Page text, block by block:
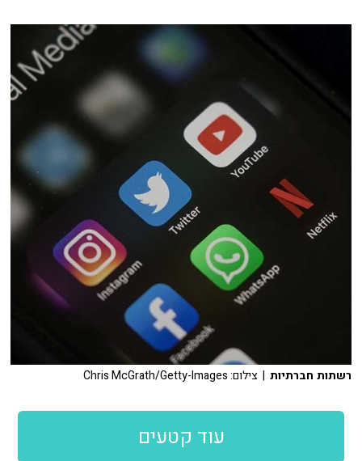
רשתות חברתיות | צילום: Chris McGrath/Getty-Images
עוד קטעים